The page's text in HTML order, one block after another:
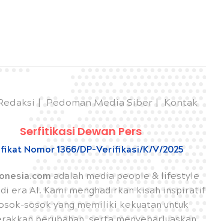
Pedoman Media Siber Kontak
Serfitikasi Dewan Pers
Nomor 1366/DP-Verifikasi/K/V/2025
adalah media people & lifestyle
era AI. Kami menghadirkan kisah inspiratif
sosok yang memiliki kekuatan untuk